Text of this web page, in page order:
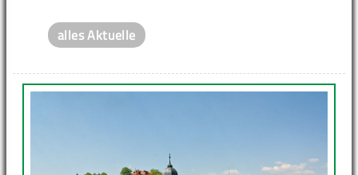
alles Aktuelle